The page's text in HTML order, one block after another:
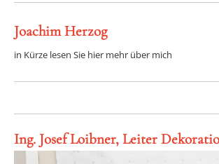
Joachim Herzog
in Kürze lesen Sie hier mehr über mich
Ing. Josef Loibner, Leiter